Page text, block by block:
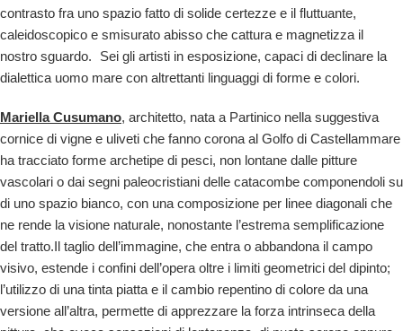
contrasto fra uno spazio fatto di solide certezze e il fluttuante,
caleidoscopico e smisurato abisso che cattura e magnetizza il
nostro sguardo. Sei gli artisti in esposizione, capaci di declinare la
dialettica uomo mare con altrettanti linguaggi di forme e colori.
Mariella Cusumano, architetto, nata a Partinico nella suggestiva
cornice di vigne e uliveti che fanno corona al Golfo di Castellammare
ha tracciato forme archetipe di pesci, non lontane dalle pitture
vascolari o dai segni paleocristiani delle catacombe componendoli su
di uno spazio bianco, con una composizione per linee diagonali che
ne rende la visione naturale, nonostante l’estrema semplificazione
del tratto.Il taglio dell’immagine, che entra o abbandona il campo
visivo, estende i confini dell’opera oltre i limiti geometrici del dipinto;
l’utilizzo di una tinta piatta e il cambio repentino di colore da una
versione all’altra, permette di apprezzare la forza intrinseca della